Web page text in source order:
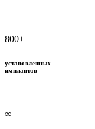
800+
установленных
имплантов
∞